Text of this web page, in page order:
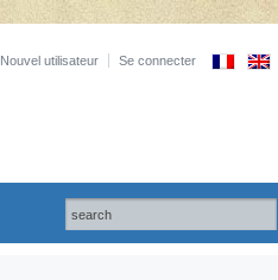
Nouvel utilisateur Se connecter